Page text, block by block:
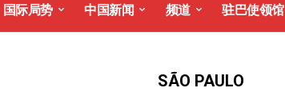
国际局势 中国新闻 频道 驻巴使领馆
SÃO PAULO